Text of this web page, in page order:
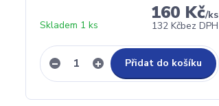
160 Kč/ks
132 Kčbez DPH
Skladem 1 ks
Přidat do košíku